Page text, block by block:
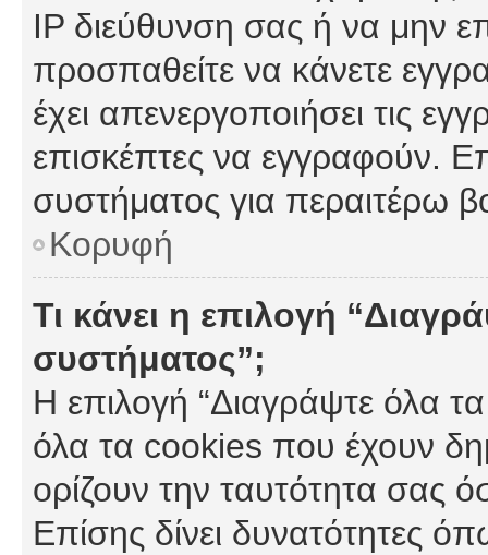
IP διεύθυνση σας ή να μην
προσπαθείτε να κάνετε
έχει απενεργοποιήσει τις
επισκέπτες να εγγραφούν.
συστήματος για περαιτέρω
Κορυφή
Τι κάνει η επιλογή
συστήματος”;
Η επιλογή “Διαγράψτε όλα
όλα τα cookies που έχουν
ορίζουν την ταυτότητα σας
Επίσης δίνει δυνατότητες